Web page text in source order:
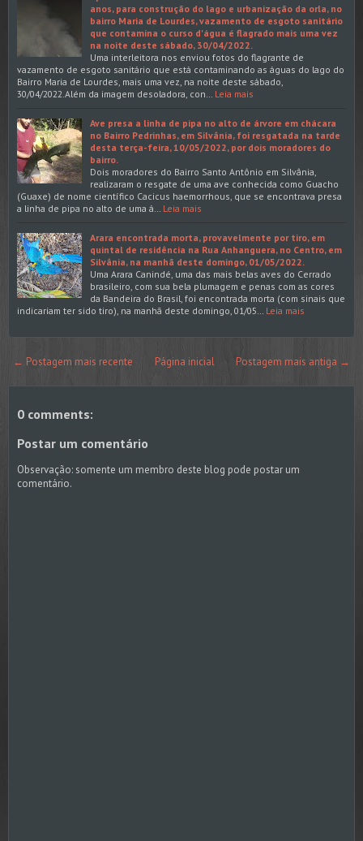
anos, para construção do lago e urbanização da orla, no
bairro Maria de Lourdes, vazamento de esgoto sanitário
que contamina o curso d'água é flagrado mais uma vez
na noite deste sábado, 30/04/2022.
Uma interleitora nos enviou fotos do flagrante de
vazamento de esgoto sanitário que está contaminando as águas do lago do
Bairro Maria de Lourdes, mais uma vez, na noite deste sábado,
30/04/2022.Além da imagem desoladora, con… Leia mais
Ave presa a linha de pipa no alto de árvore em chácara
no Bairro Pedrinhas, em Silvânia, foi resgatada na tarde
desta terça-feira, 10/05/2022, por dois moradores do
bairro.
Dois moradores do Bairro Santo Antônio em Silvânia,
realizaram o resgate de uma ave conhecida como Guacho
(Guaxe) de nome científico Cacicus haemorrhous, que se encontrava presa
a linha de pipa no alto de uma á… Leia mais
Arara encontrada morta, provavelmente por tiro, em
quintal de residência na Rua Anhanguera, no Centro, em
Silvânia, na manhã deste domingo, 01/05/2022.
Uma Arara Canindé, uma das mais belas aves do Cerrado
brasileiro, com sua bela plumagem e penas com as cores
da Bandeira do Brasil, foi encontrada morta (com sinais que
indicariam ter sido tiro), na manhã deste domingo, 01/05… Leia mais
← Postagem mais recente Postagem mais antiga →
Página inicial
0 comments:
Postar um comentário
Observação: somente um membro deste blog pode postar um
comentário.